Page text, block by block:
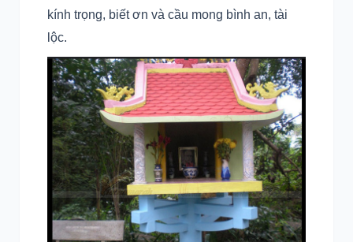
kính trọng, biết ơn và cầu mong bình an, tài
lộc.